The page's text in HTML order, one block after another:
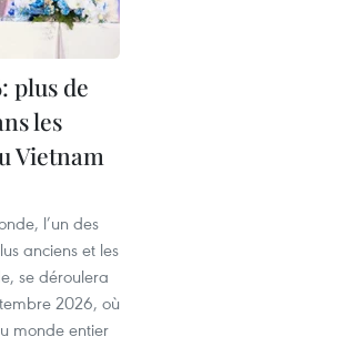
plus de
les
Vietnam
l’un des
anciens et les
se déroulera
2026, où
monde entier